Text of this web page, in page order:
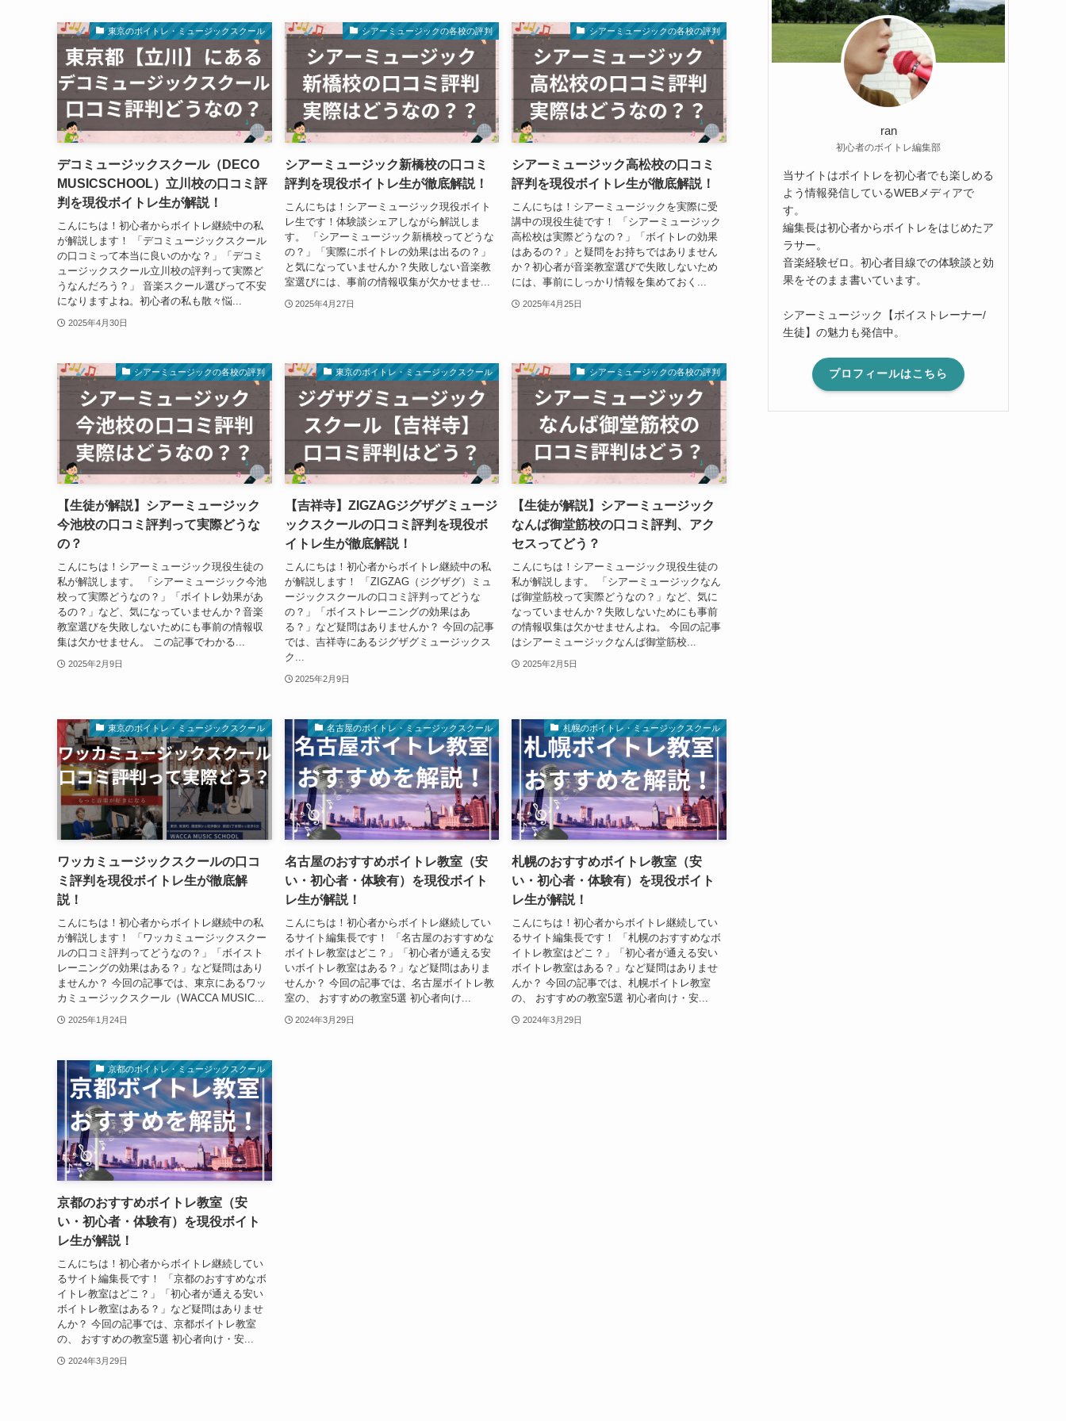
東京のボイトレ・ミュージックスクール
デコミュージックスクール（DECO
MUSICSCHOOL）立川校の口コミ評
判を現役ボイトレ生が解説！
こんにちは！初心者からボイトレ継続中の私
が解説します！ 「デコミュージックスクール
の口コミって本当に良いのかな？」「デコミ
ュージックスクール立川校の評判って実際ど
うなんだろう？」 音楽スクール選びって不安
になりますよね。初心者の私も散々悩...
2025年4月30日
シアーミュージックの各校の評判
シアーミュージック新橋校の口コミ
評判を現役ボイトレ生が徹底解説！
こんにちは！シアーミュージック現役ボイト
レ生です！体験談シェアしながら解説しま
す。 「シアーミュージック新橋校ってどうな
の？」「実際にボイトレの効果は出るの？」
と気になっていませんか？失敗しない音楽教
室選びには、事前の情報収集が欠かせませ...
2025年4月27日
シアーミュージックの各校の評判
シアーミュージック高松校の口コミ
評判を現役ボイトレ生が徹底解説！
こんにちは！シアーミュージックを実際に受
講中の現役生徒です！ 「シアーミュージック
高松校は実際どうなの？」「ボイトレの効果
はあるの？」と疑問をお持ちではありません
か？初心者が音楽教室選びで失敗しないため
には、事前にしっかり情報を集めておく...
2025年4月25日
シアーミュージックの各校の評判
【生徒が解説】シアーミュージック
今池校の口コミ評判って実際どうな
の？
こんにちは！シアーミュージック現役生徒の
私が解説します。 「シアーミュージック今池
校って実際どうなの？」「ボイトレ効果があ
るの？」など、気になっていませんか？音楽
教室選びを失敗しないためにも事前の情報収
集は欠かせません。 この記事でわかる...
2025年2月9日
東京のボイトレ・ミュージックスクール
【吉祥寺】ZIGZAGジグザグミュージ
ックスクールの口コミ評判を現役ボ
イトレ生が徹底解説！
こんにちは！初心者からボイトレ継続中の私
が解説します！ 「ZIGZAG（ジグザグ）ミュ
ージックスクールの口コミ評判ってどうな
の？」「ボイストレーニングの効果はあ
る？」など疑問はありませんか？ 今回の記事
では、吉祥寺にあるジグザグミュージックス
ク...
2025年2月9日
シアーミュージックの各校の評判
【生徒が解説】シアーミュージック
なんば御堂筋校の口コミ評判、アク
セスってどう？
こんにちは！シアーミュージック現役生徒の
私が解説します。 「シアーミュージックなん
ば御堂筋校って実際どうなの？」など、気に
なっていませんか？失敗しないためにも事前
の情報収集は欠かせませんよね。 今回の記事
はシアーミュージックなんば御堂筋校...
2025年2月5日
東京のボイトレ・ミュージックスクール
ワッカミュージックスクールの口コ
ミ評判を現役ボイトレ生が徹底解
説！
こんにちは！初心者からボイトレ継続中の私
が解説します！ 「ワッカミュージックスクー
ルの口コミ評判ってどうなの？」「ボイスト
レーニングの効果はある？」など疑問はあり
ませんか？ 今回の記事では、東京にあるワッ
カミュージックスクール（WACCA MUSIC...
2025年1月24日
名古屋のボイトレ・ミュージックスクール
名古屋のおすすめボイトレ教室（安
い・初心者・体験有）を現役ボイト
レ生が解説！
こんにちは！初心者からボイトレ継続してい
るサイト編集長です！ 「名古屋のおすすめな
ボイトレ教室はどこ？」「初心者が通える安
いボイトレ教室はある？」など疑問はありま
せんか？ 今回の記事では、名古屋ボイトレ教
室の、 おすすめの教室5選 初心者向け...
2024年3月29日
札幌のボイトレ・ミュージックスクール
札幌のおすすめボイトレ教室（安
い・初心者・体験有）を現役ボイト
レ生が解説！
こんにちは！初心者からボイトレ継続してい
るサイト編集長です！ 「札幌のおすすめなボ
イトレ教室はどこ？」「初心者が通える安い
ボイトレ教室はある？」など疑問はありませ
んか？ 今回の記事では、札幌ボイトレ教室
の、 おすすめの教室5選 初心者向け・安...
2024年3月29日
京都のボイトレ・ミュージックスクール
京都のおすすめボイトレ教室（安
い・初心者・体験有）を現役ボイト
レ生が解説！
こんにちは！初心者からボイトレ継続してい
るサイト編集長です！ 「京都のおすすめなボ
イトレ教室はどこ？」「初心者が通える安い
ボイトレ教室はある？」など疑問はありませ
んか？ 今回の記事では、京都ボイトレ教室
の、 おすすめの教室5選 初心者向け・安...
2024年3月29日
ran
初心者のボイトレ編集部
当サイトはボイトレを初心者でも楽しめる
よう情報発信しているWEBメディアで
す。
編集長は初心者からボイトレをはじめたア
ラサー。
音楽経験ゼロ。初心者目線での体験談と効
果をそのまま書いています。
シアーミュージック【ボイストレーナー/
生徒】の魅力も発信中。
プロフィールはこちら